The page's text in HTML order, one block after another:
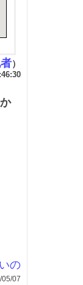
）
の
05/07